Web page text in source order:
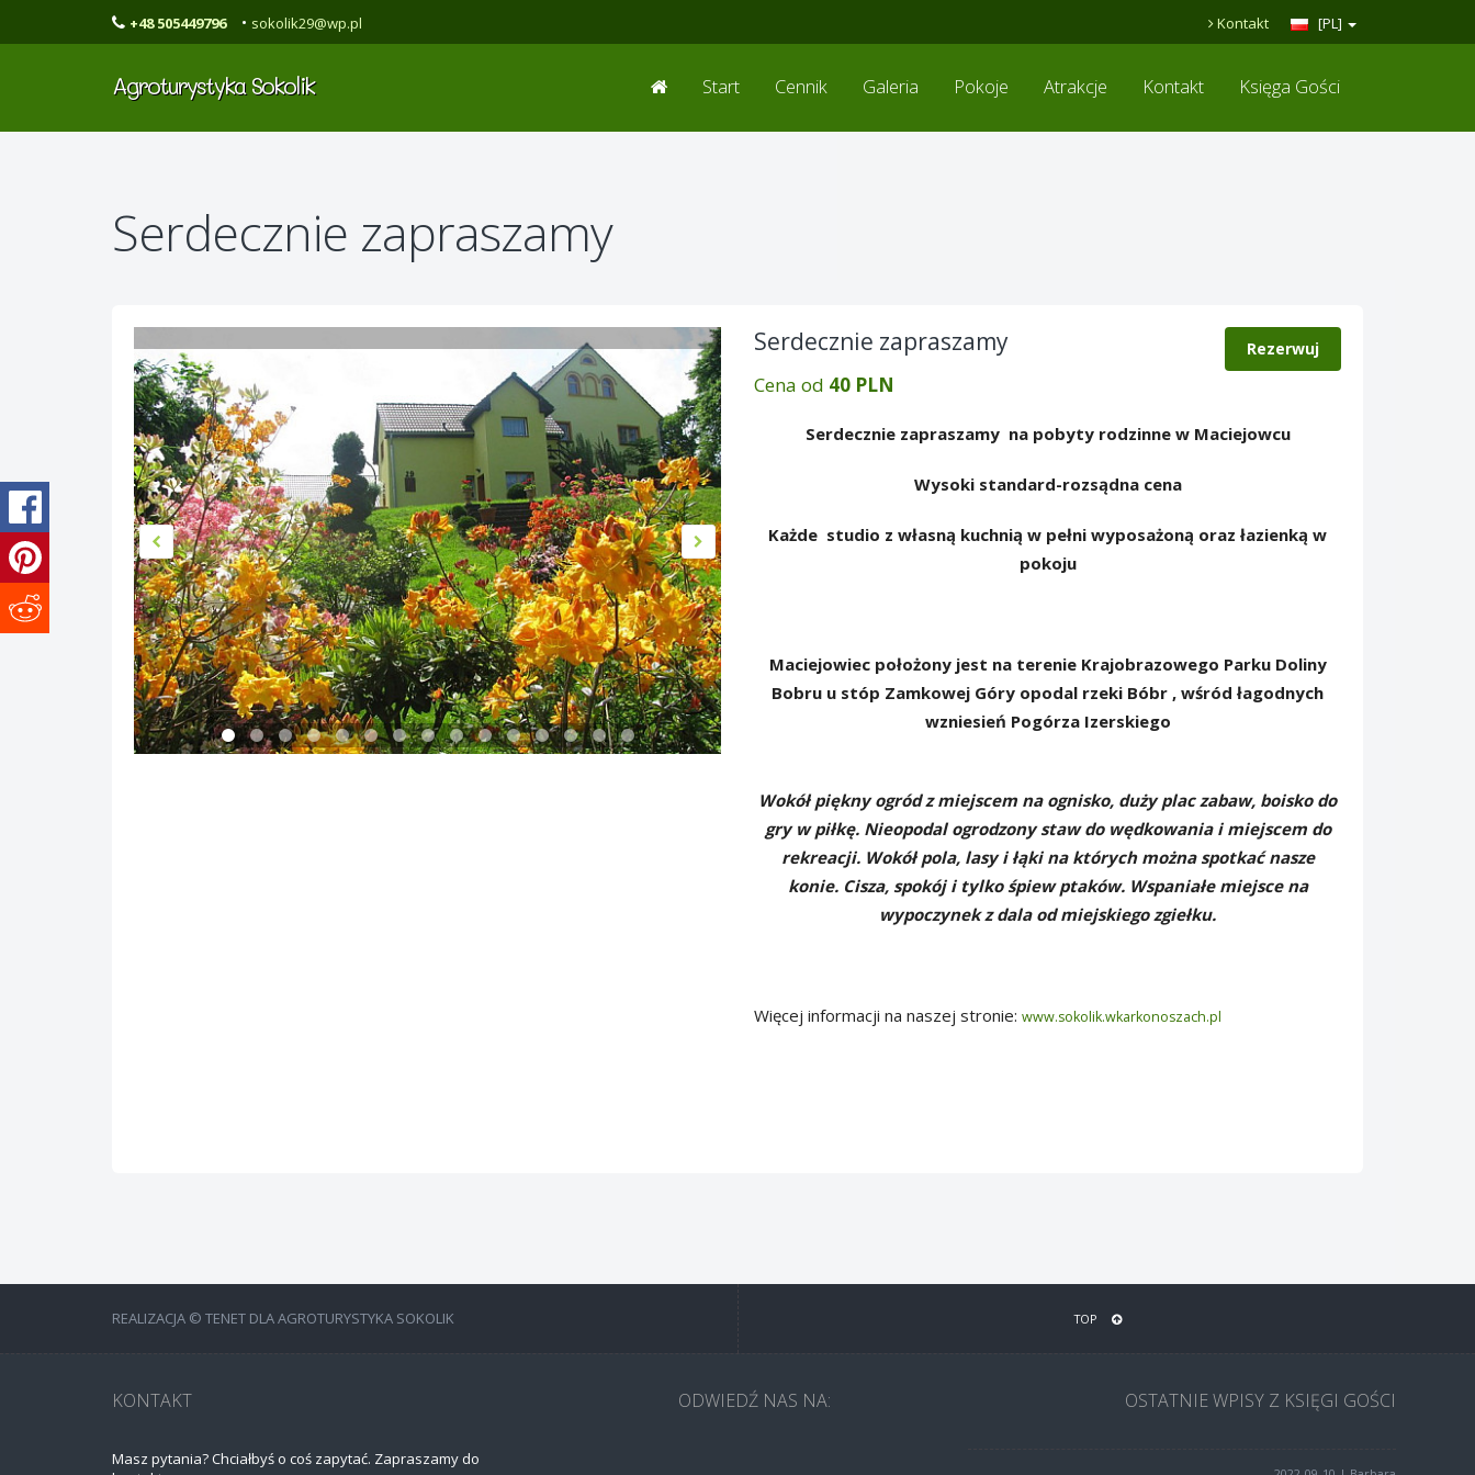
+48 505449796 • sokolik29@wp.pl [PL]
Kontakt
Agroturystyka Sokolik Start Cennik Galeria Pokoje Atrakcje Kontakt Księga Gości
Serdecznie zapraszamy
Rezerwuj
Serdecznie zapraszamy
Cena od 40 PLN
Serdecznie zapraszamy na pobyty rodzinne w Maciejowcu
Wysoki standard-rozsądna cena
Każde studio z własną kuchnią w pełni wyposażoną oraz łazienką w
pokoju
Maciejowiec położony jest na terenie Krajobrazowego Parku Doliny
Bobru u stóp Zamkowej Góry opodal rzeki Bóbr , wśród łagodnych
wzniesień Pogórza Izerskiego
Wokół piękny ogród z miejscem na ognisko, duży plac zabaw, boisko do
gry w piłkę. Nieopodal ogrodzony staw do wędkowania i miejscem do
rekreacji. Wokół pola, lasy i łąki na których można spotkać nasze
konie. Cisza, spokój i tylko śpiew ptaków. Wspaniałe miejsce na
wypoczynek z dala od miejskiego zgiełku.
Więcej informacji na naszej stronie: www.sokolik.wkarkonoszach.pl
REALIZACJA © TENET DLA AGROTURYSTYKA SOKOLIK TOP
KONTAKT
Masz pytania? Chciałbyś o coś zapytać. Zapraszamy do
ODWIEDŹ NAS NA: OSTATNIE WPISY Z KSIĘGI GOŚCI